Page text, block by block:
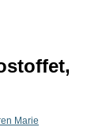
Marie